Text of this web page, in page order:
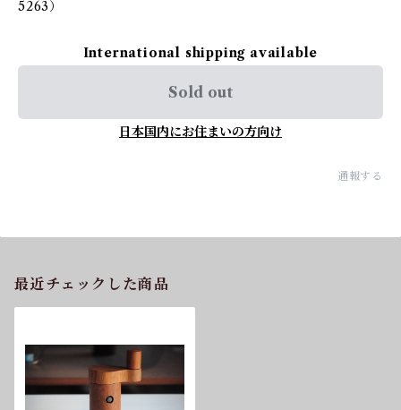
5263）
International shipping available
Sold out
日本国内にお住まいの方向け
通報する
最近チェックした商品